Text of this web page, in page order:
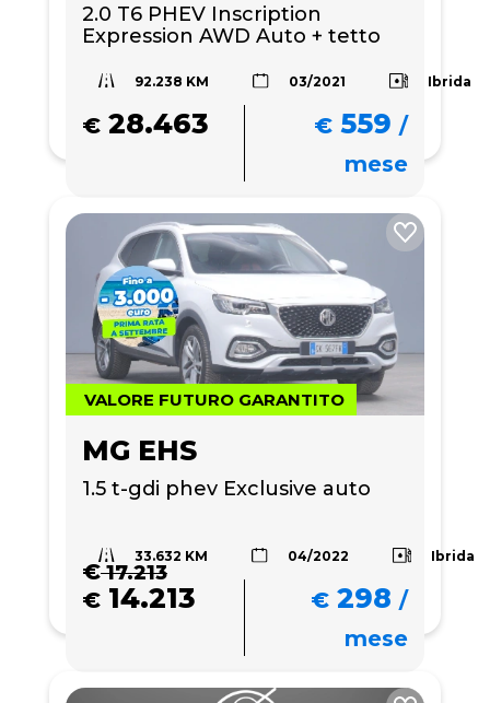
2.0 T6 PHEV Inscription
Expression AWD Auto + tetto
92.238 KM 03/2021 Ibrida
€ 28.463 € 559 /
mese
VALORE FUTURO GARANTITO
MG EHS
1.5 t-gdi phev Exclusive auto
33.632 KM 04/2022 Ibrida
€17.213
€ 14.213 € 298 /
mese